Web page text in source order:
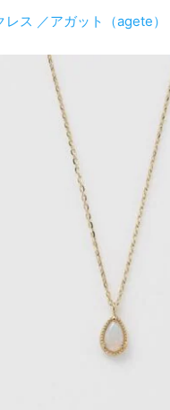
レス ／アガット（agete）